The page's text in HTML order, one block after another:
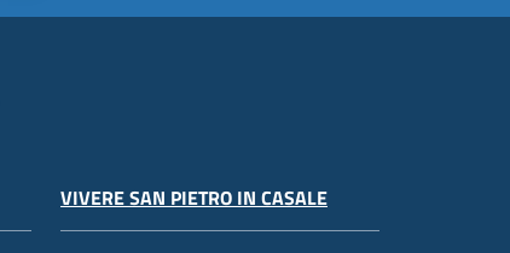
VIVERE SAN PIETRO IN CASALE